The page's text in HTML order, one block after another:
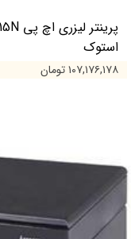
استوک
۱۰۷,۱۷۶,۱۷۸ تومان